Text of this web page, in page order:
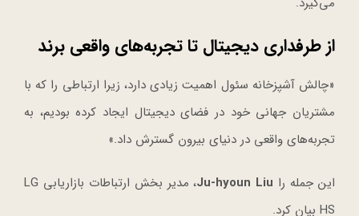
از طرفداری دیجیتال تا تجربه‌های واقعی برند
«چالش آشپزخانه سئول اهمیت زیادی دارد، زیرا ارتباطی را که با
مشتریان جهانی خود در فضای دیجیتال ایجاد کرده بودیم، به
تجربه‌های واقعی در دنیای بیرون گسترش داد.»
این جمله را Ju-hyoun Liu
، مدیر بخش ارتباطات بازاریابی LG
HS بیان کرد.